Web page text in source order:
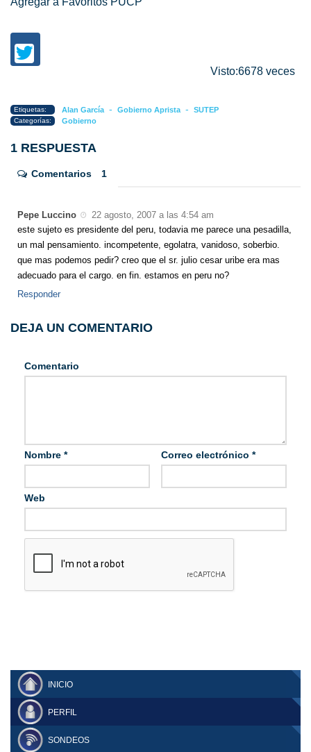
Visto:6678 veces
Etiquetas: Alan García - Gobierno Aprista - SUTEP
Categorías: Gobierno
1 RESPUESTA
Comentarios 1
Pepe Luccino
22 agosto, 2007 a las 4:54 am
este sujeto es presidente del peru, todavia me parece una pesadilla,
un mal pensamiento. incompetente, egolatra, vanidoso, soberbio.
que mas podemos pedir? creo que el sr. julio cesar uribe era mas
adecuado para el cargo. en fin. estamos en peru no?
Responder
DEJA UN COMENTARIO
Comentario
Nombre * Correo electrónico *
Web
INICIO
PERFIL
SONDEOS